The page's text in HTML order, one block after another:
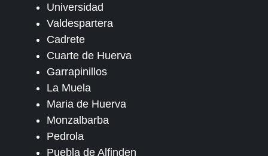
Universidad
Valdespartera
Cadrete
Cuarte de Huerva
Garrapinillos
La Muela
Maria de Huerva
Monzalbarba
Pedrola
Puebla de Alfinden